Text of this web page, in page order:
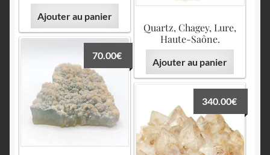
Ajouter au panier
Quartz, Chagey, Lure,
Haute-Saône.
Ajouter au panier
70.00€
340.00€